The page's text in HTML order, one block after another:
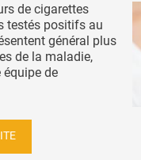
de cigarettes
testés positifs au
général plus
de la maladie,
de